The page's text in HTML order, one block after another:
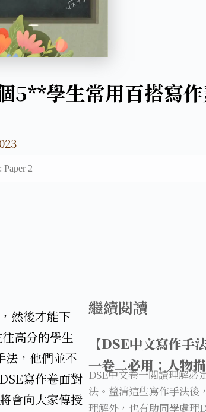
5**學生常用百搭寫
Paper 2
然後才能下
高分的學生
法，他們並不
寫作卷面對
會向大家傳授
繼續閱讀
【DSE中文寫作手
一卷二必用：人物
DSE中文卷一閲讀理解必
法。釐清這些寫作手法後
理解外，也有助同學處理